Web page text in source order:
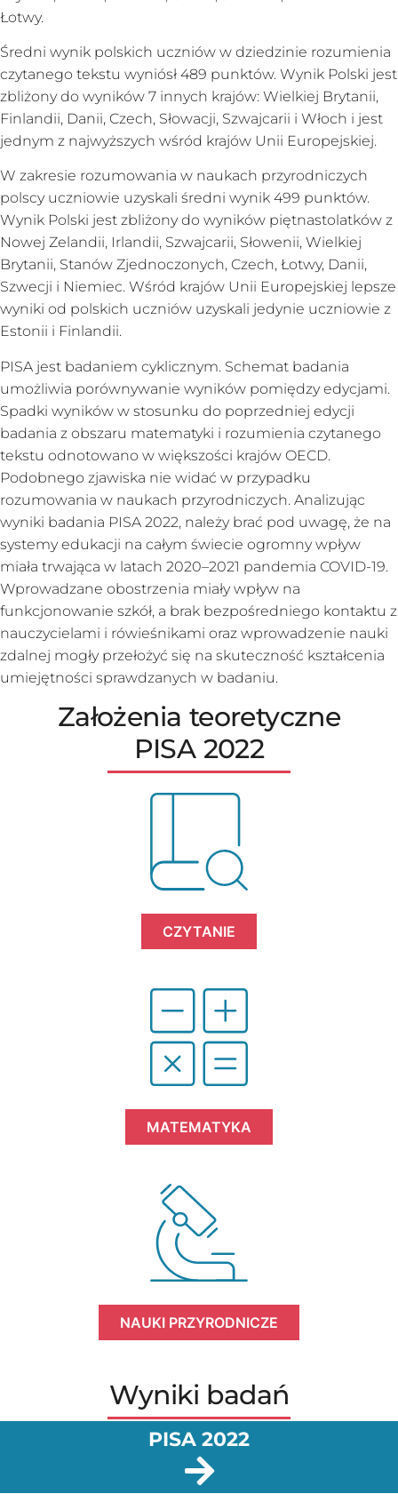
Łotwy.
Średni wynik polskich uczniów w dziedzinie rozumienia
czytanego tekstu wyniósł 489 punktów. Wynik Polski jest
zbliżony do wyników 7 innych krajów: Wielkiej Brytanii,
Finlandii, Danii, Czech, Słowacji, Szwajcarii i Włoch i jest
jednym z najwyższych wśród krajów Unii Europejskiej.
W zakresie rozumowania w naukach przyrodniczych
polscy uczniowie uzyskali średni wynik 499 punktów.
Wynik Polski jest zbliżony do wyników piętnastolatków z
Nowej Zelandii, Irlandii, Szwajcarii, Słowenii, Wielkiej
Brytanii, Stanów Zjednoczonych, Czech, Łotwy, Danii,
Szwecji i Niemiec. Wśród krajów Unii Europejskiej lepsze
wyniki od polskich uczniów uzyskali jedynie uczniowie z
Estonii i Finlandii.
PISA jest badaniem cyklicznym. Schemat badania
umożliwia porównywanie wyników pomiędzy edycjami.
Spadki wyników w stosunku do poprzedniej edycji
badania z obszaru matematyki i rozumienia czytanego
tekstu odnotowano w większości krajów OECD.
Podobnego zjawiska nie widać w przypadku
rozumowania w naukach przyrodniczych. Analizując
wyniki badania PISA 2022, należy brać pod uwagę, że na
systemy edukacji na całym świecie ogromny wpływ
miała trwająca w latach 2020–2021 pandemia COVID-19.
Wprowadzane obostrzenia miały wpływ na
funkcjonowanie szkół, a brak bezpośredniego kontaktu z
nauczycielami i rówieśnikami oraz wprowadzenie nauki
zdalnej mogły przełożyć się na skuteczność kształcenia
umiejętności sprawdzanych w badaniu.
Założenia teoretyczne
PISA 2022
CZYTANIE
MATEMATYKA
NAUKI PRZYRODNICZE
Wyniki badań
PISA 2022